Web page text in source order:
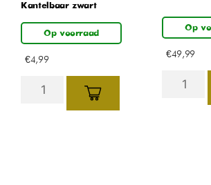
Kantelbaar zwart
Op voorraad
€4,99
Op
€49,99